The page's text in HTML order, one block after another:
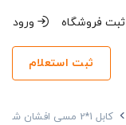
ثبت فروشگاه ورود
ثبت استعلام
کابل 1*2 مسی افشان شیلددار رسانا